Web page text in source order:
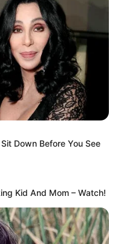
Down Before You See
Kid And Mom – Watch!